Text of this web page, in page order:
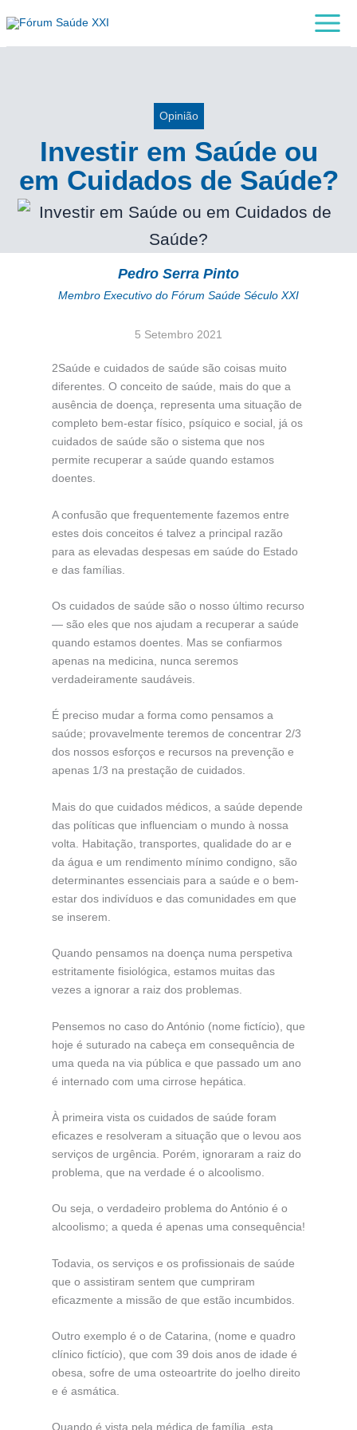
to
content
Main
Menu
Opinião
Investir em Saúde ou
em Cuidados de Saúde?
Pedro Serra Pinto
Membro Executivo do Fórum Saúde Século XXI
5 Setembro 2021
2Saúde e cuidados de saúde são coisas muito
diferentes. O conceito de saúde, mais do que a
ausência de doença, representa uma situação de
completo bem-estar físico, psíquico e social, já os
cuidados de saúde são o sistema que nos
permite recuperar a saúde quando estamos
doentes.
A confusão que frequentemente fazemos entre
estes dois conceitos é talvez a principal razão
para as elevadas despesas em saúde do Estado
e das famílias.
Os cuidados de saúde são o nosso último recurso
— são eles que nos ajudam a recuperar a saúde
quando estamos doentes. Mas se confiarmos
apenas na medicina, nunca seremos
verdadeiramente saudáveis.
É preciso mudar a forma como pensamos a
saúde; provavelmente teremos de concentrar 2/3
dos nossos esforços e recursos na prevenção e
apenas 1/3 na prestação de cuidados.
Mais do que cuidados médicos, a saúde depende
das políticas que influenciam o mundo à nossa
volta. Habitação, transportes, qualidade do ar e
da água e um rendimento mínimo condigno, são
determinantes essenciais para a saúde e o bem-
estar dos indivíduos e das comunidades em que
se inserem.
Quando pensamos na doença numa perspetiva
estritamente fisiológica, estamos muitas das
vezes a ignorar a raiz dos problemas.
Pensemos no caso do António (nome fictício), que
hoje é suturado na cabeça em consequência de
uma queda na via pública e que passado um ano
é internado com uma cirrose hepática.
À primeira vista os cuidados de saúde foram
eficazes e resolveram a situação que o levou aos
serviços de urgência. Porém, ignoraram a raiz do
problema, que na verdade é o alcoolismo.
Ou seja, o verdadeiro problema do António é o
alcoolismo; a queda é apenas uma consequência!
Todavia, os serviços e os profissionais de saúde
que o assistiram sentem que cumpriram
eficazmente a missão de que estão incumbidos.
Outro exemplo é o de Catarina, (nome e quadro
clínico fictício), que com 39 dois anos de idade é
obesa, sofre de uma osteoartrite do joelho direito
e é asmática.
Quando é vista pela médica de família, esta